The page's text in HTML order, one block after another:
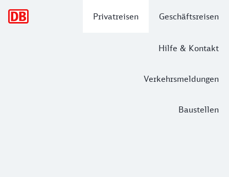
Privatreisen Geschäftsreisen
Hilfe & Kontakt
Verkehrsmeldungen
Baustellen